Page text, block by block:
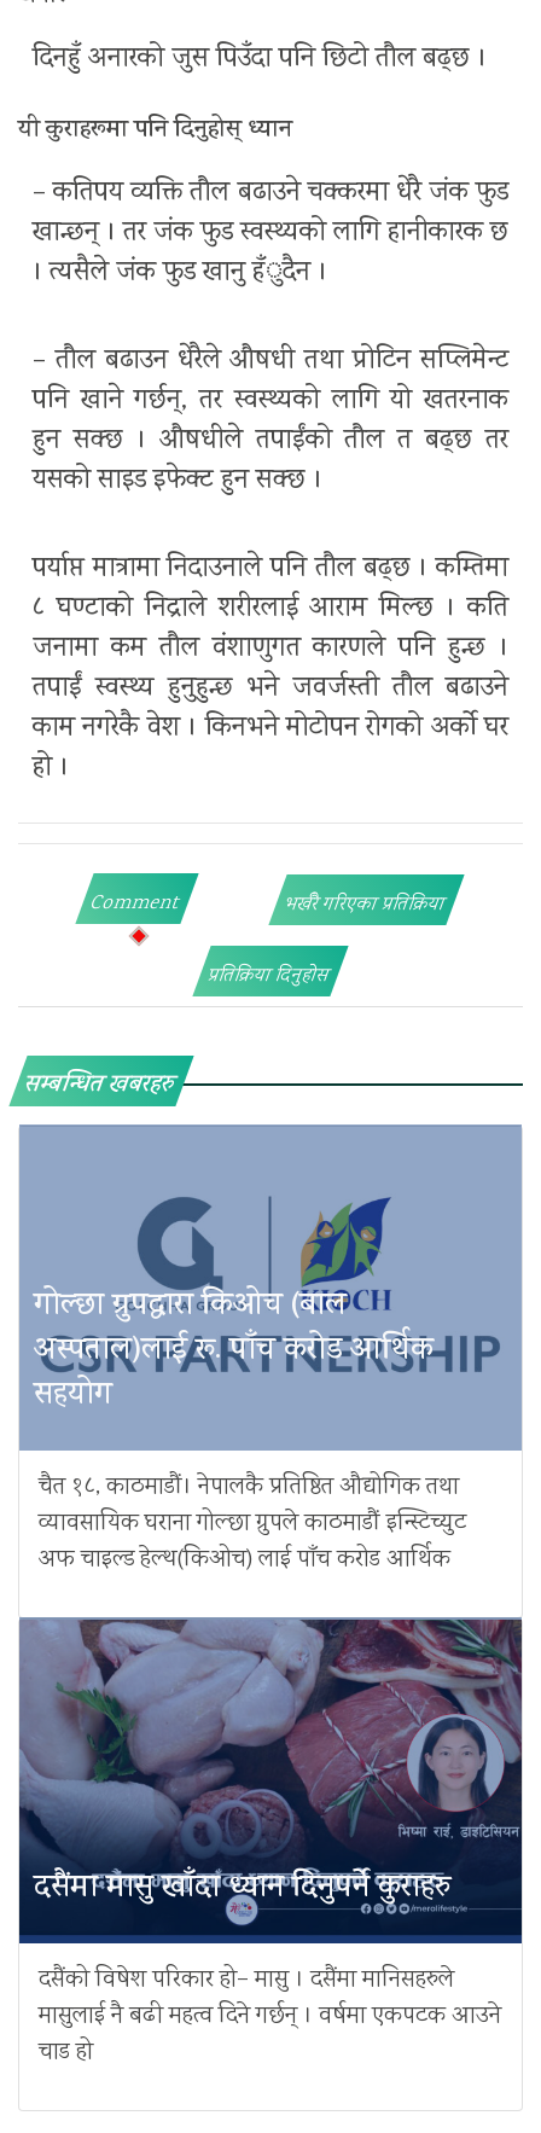
दिनहुँ अनारको जुस पिउँदा पनि छिटो तौल बढ्छ ।
यी कुराहरूमा पनि दिनुहोस् ध्यान
– कतिपय व्यक्ति तौल बढाउने चक्करमा धेरै जंक फुड
खान्छन् । तर जंक फुड स्वस्थ्यको लागि हानीकारक छ
। त्यसैले जंक फुड खानु हँुदैन ।
– तौल बढाउन धेरैले औषधी तथा प्रोटिन सप्लिमेन्ट
पनि खाने गर्छन्, तर स्वस्थ्यको लागि यो खतरनाक
हुन सक्छ । औषधीले तपाईंको तौल त बढ्छ तर
यसको साइड इफेक्ट हुन सक्छ ।
पर्याप्त मात्रामा निदाउनाले पनि तौल बढ्छ । कम्तिमा
८ घण्टाको निद्राले शरीरलाई आराम मिल्छ । कति
जनामा कम तौल वंशाणुगत कारणले पनि हुन्छ ।
तपाईं स्वस्थ्य हुनुहुन्छ भने जवर्जस्ती तौल बढाउने
काम नगरेकै वेश । किनभने मोटोपन रोगको अर्को घर
हो ।
Comment भर्खरै गरिएका प्रतिक्रिया
प्रतिक्रिया दिनुहोस
सम्बन्धित खबरहरु
गोल्छा ग्रुपद्वारा किओच (बाल
अस्पताल)लाई रू. पाँच करोड आर्थिक
सहयोग
चैत १८, काठमाडौं। नेपालकै प्रतिष्ठित औद्योगिक तथा
व्यावसायिक घराना गोल्छा ग्रुपले काठमाडौं इन्स्टिच्युट
अफ चाइल्ड हेल्थ(किओच) लाई पाँच करोड आर्थिक
दसैंमा मासु खाँदा ध्यान दिनुपर्ने कुराहरु
दसैंको विषेश परिकार हो– मासु । दसैंमा मानिसहरुले
मासुलाई नै बढी महत्व दिने गर्छन् । वर्षमा एकपटक आउने
चाड हो